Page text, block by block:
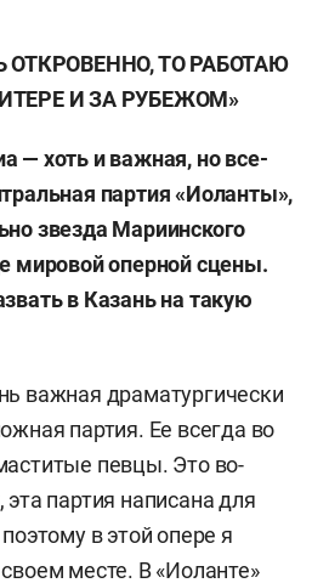
ОТКРОВЕННО, ТО РАБОТАЮ
И ЗА РУБЕЖОМ»
— хоть и важная, но все-
партия «Иоланты»,
звезда Мариинского
мировой оперной сцены.
в Казань на такую
важная драматургически
партия. Ее всегда во
певцы. Это во-
партия написана для
в этой опере я
месте. В «Иоланте»